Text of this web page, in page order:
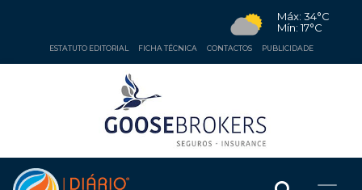
Máx: 34°C
Mín: 17°C
ESTATUTO EDITORIAL FICHA TÉCNICA CONTACTOS PUBLICIDADE